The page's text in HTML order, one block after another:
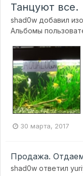
Танцуют все.
shad0w добавил
Альбомы
30 марта, 2017
Продажа.
shad0w ответил